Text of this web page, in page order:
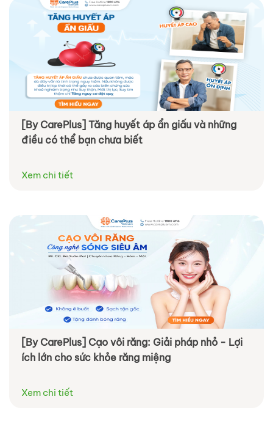
[By CarePlus] Tăng huyết áp ẩn giấu và những
điều có thể bạn chưa biết
Xem chi tiết
[By CarePlus] Cạo vôi răng: Giải pháp nhỏ - Lợi
ích lớn cho sức khỏe răng miệng
Xem chi tiết